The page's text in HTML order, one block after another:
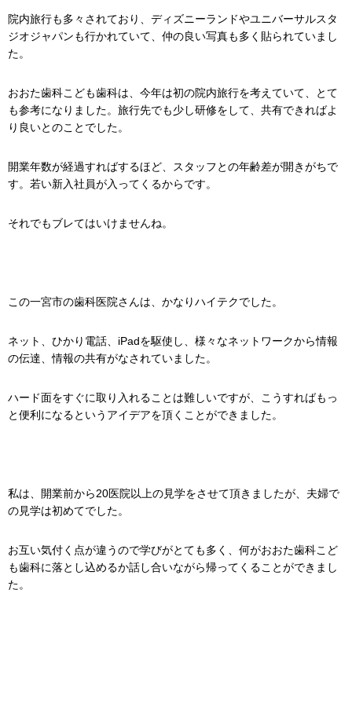
院内旅行も多々されており、ディズニーランドやユニバーサルスタ
ジオジャパンも行かれていて、仲の良い写真も多く貼られていまし
た。
おおた歯科こども歯科は、今年は初の院内旅行を考えていて、とて
も参考になりました。旅行先でも少し研修をして、共有できればよ
り良いとのことでした。
開業年数が経過すればするほど、スタッフとの年齢差が開きがちで
す。若い新入社員が入ってくるからです。
それでもブレてはいけませんね。
この一宮市の歯科医院さんは、かなりハイテクでした。
ネット、ひかり電話、iPadを駆使し、様々なネットワークから情報
の伝達、情報の共有がなされていました。
ハード面をすぐに取り入れることは難しいですが、こうすればもっ
と便利になるというアイデアを頂くことができました。
私は、開業前から20医院以上の見学をさせて頂きましたが、夫婦で
の見学は初めてでした。
お互い気付く点が違うので学びがとても多く、何がおおた歯科こど
も歯科に落とし込めるか話し合いながら帰ってくることができまし
た。